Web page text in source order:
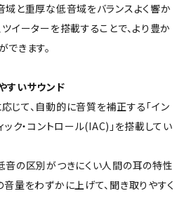
域と重厚な低音域をバランスよく響か
イーターを搭載することで、より豊か
きます。
すいサウンド
じて、自動的に音質を補正する「イン
ック・コントロール(IAC)」を搭載してい
音の区別がつきにくい人間の耳の特性
量をわずかに上げて、聞き取りやすく